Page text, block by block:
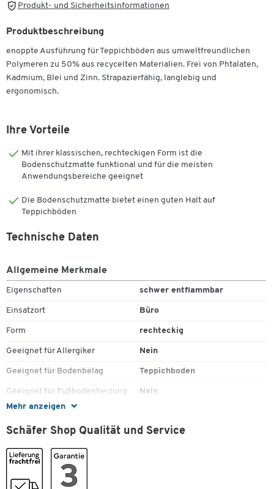
Produkt- und Sicherheitsinformationen
Produktbeschreibung
enoppte Ausführung für Teppichböden aus umweltfreundlichen
Polymeren zu 50% aus recycelten Materialien. Frei von Phtalaten,
Kadmium, Blei und Zinn. Strapazierfähig, langlebig und
ergonomisch.
Ihre Vorteile
Mit ihrer klassischen, rechteckigen Form ist die
Bodenschutzmatte funktional und für die meisten
Anwendungsbereiche geeignet
Die Bodenschutzmatte bietet einen guten Halt auf
Teppichböden
Mehr anzeigen
Technische Daten
Allgemeine Merkmale
Eigenschaften schwer entflammbar
Einsatzort Büro
Form rechteckig
Geeignet für Allergiker Nein
Geeignet für Bodenbelag Teppichboden
Geeignet für Fußbodenheizung Nein
Material
Materialstärke [mm] 2.2
Recyclebar
Rutschhemmend
Schäfer Shop Qualität und Service